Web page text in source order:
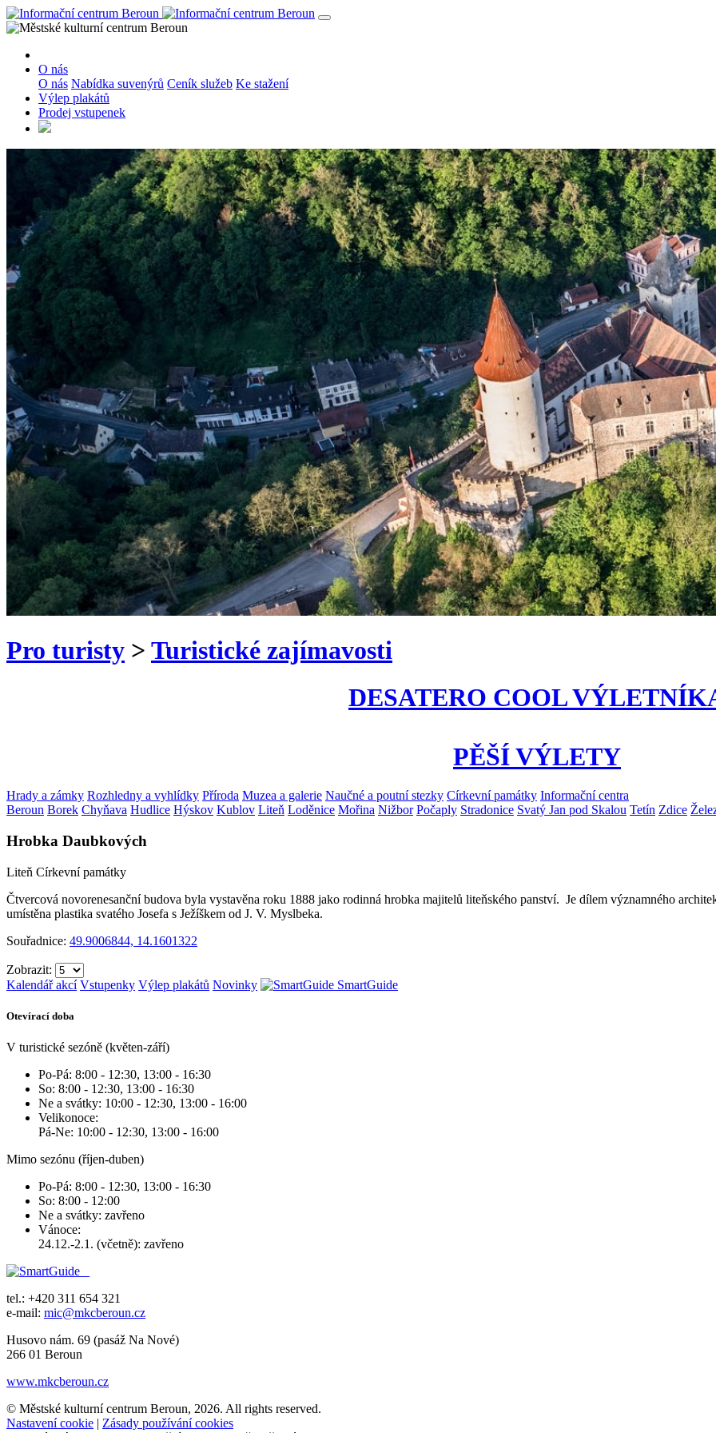
O nás
O nás Nabídka suvenýrů Ceník služeb Ke stažení
Výlep plakátů
Prodej vstupenek
Pro turisty > Turistické zajímavosti
DESATERO COOL
PĚŠÍ VÝLETY
Hrady a zámky Rozhledny a vyhlídky Příroda Muzea a galerie Naučné a poutní stezky Církevní památky Informační centra
Beroun Borek Chyňava Hudlice Hýskov Kublov Liteň Loděnice Mořina Nižbor Počaply Stradonice Svatý Jan pod Skalou Tetín Zdice
Hrobka Daubkových
Liteň Církevní památky
Čtvercová novorenesanční budova byla vystavěna roku 1888 jako rodinná hrobka majitelů liteňského panství. Je dílem významného
umístěna plastika svatého Josefa s Ježíškem od J. V. Myslbeka.
Souřadnice: 49.9006844, 14.1601322
Zobrazit:
Kalendář akcí Vstupenky Výlep plakátů Novinky SmartGuide
Otevírací doba
V turistické sezóně (květen-září)
Po-Pá: 8:00 - 12:30, 13:00 - 16:30
So: 8:00 - 12:30, 13:00 - 16:30
Ne a svátky: 10:00 - 12:30, 13:00 - 16:00
Velikonoce:
Pá-Ne: 10:00 - 12:30, 13:00 - 16:00
Mimo sezónu (říjen-duben)
Po-Pá: 8:00 - 12:30, 13:00 - 16:30
So: 8:00 - 12:00
Ne a svátky: zavřeno
Vánoce:
24.12.-2.1. (včetně): zavřeno
tel.: +420 311 654 321
e-mail: mic@mkcberoun.cz
Husovo nám. 69 (pasáž Na Nové)
266 01 Beroun
www.mkcberoun.cz
© Městské kulturní centrum Beroun, 2026. All rights reserved.
Nastavení cookie | Zásady používání cookies